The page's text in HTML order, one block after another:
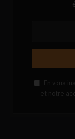
En vous
et notre